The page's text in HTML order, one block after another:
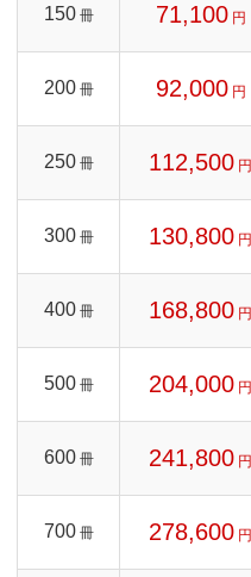
150 冊 71,100 円
200 冊 92,000 円
250 冊 112,500 円
300 冊 130,800 円
400 冊 168,800 円
500 冊 204,000 円
600 冊 241,800 円
700 冊 278,600 円